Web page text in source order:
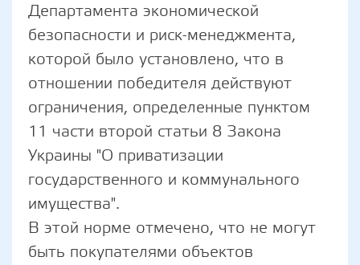
Департамента экономической
безопасности и риск-менеджмента,
которой было установлено, что в
отношении победителя действуют
ограничения, определенные пунктом
11 части второй статьи 8 Закона
Украины "О приватизации
государственного и коммунального
имущества".
В этой норме отмечено, что не могут
быть покупателями объектов